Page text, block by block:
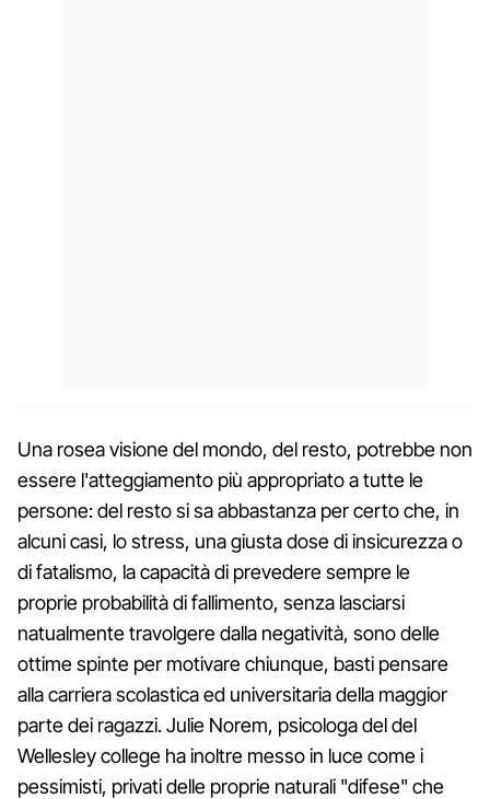
Una rosea visione del mondo, del resto, potrebbe non
essere l'atteggiamento più appropriato a tutte le
persone: del resto si sa abbastanza per certo che, in
alcuni casi, lo stress, una giusta dose di insicurezza o
di fatalismo, la capacità di prevedere sempre le
proprie probabilità di fallimento, senza lasciarsi
natualmente travolgere dalla negatività, sono delle
ottime spinte per motivare chiunque, basti pensare
alla carriera scolastica ed universitaria della maggior
parte dei ragazzi. Julie Norem, psicologa del del
Wellesley college ha inoltre messo in luce come i
pessimisti, privati delle proprie naturali "difese" che